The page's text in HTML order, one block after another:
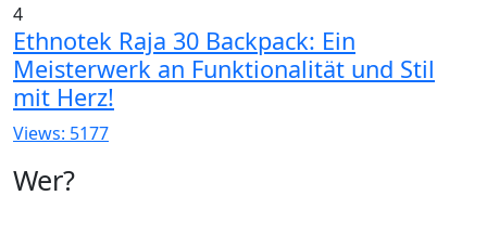
4
Ethnotek Raja 30 Backpack: Ein
Meisterwerk an Funktionalität und Stil
mit Herz!
Views: 5177
Wer?